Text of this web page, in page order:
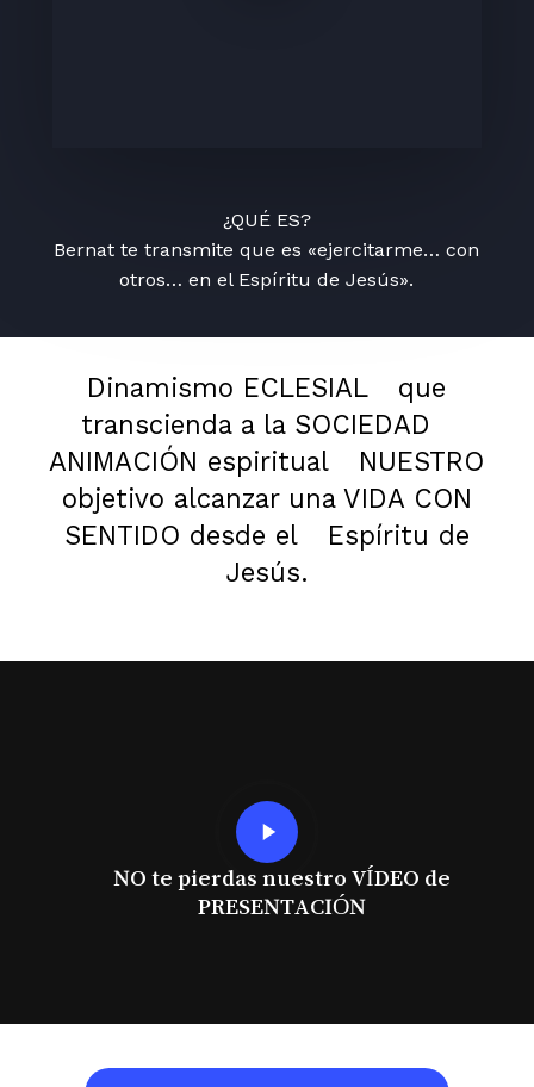
¿QUÉ ES?
Bernat te transmite que es «ejercitarme… con
otros… en el Espíritu de Jesús».
Dinamismo ECLESIAL
que
transcienda a la SOCIEDAD
ANIMACIÓN espiritual
NUESTRO
objetivo alcanzar una VIDA CON
SENTIDO desde el
Espíritu de
Jesús.
Play
Video
NO te pierdas nuestro VÍDEO de
PRESENTACIÓN